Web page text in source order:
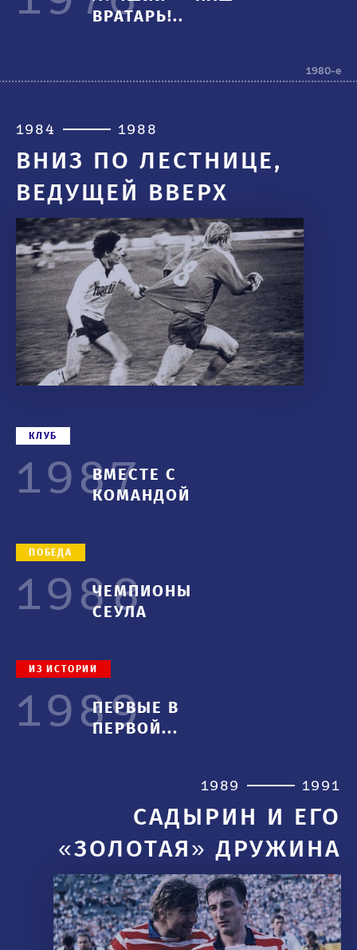
ВРАТАРЬ!..
1980-е
1984 1988
ВНИЗ ПО ЛЕСТНИЦЕ,
ВЕДУЩЕЙ ВВЕРХ
КЛУБ
1987
ВМЕСТЕ С
КОМАНДОЙ
ПОБЕДА
1988
ЧЕМПИОНЫ
СЕУЛА
ИЗ ИСТОРИИ
1989
ПЕРВЫЕ В
ПЕРВОЙ...
1989 1991
САДЫРИН И ЕГО
«ЗОЛОТАЯ» ДРУЖИНА